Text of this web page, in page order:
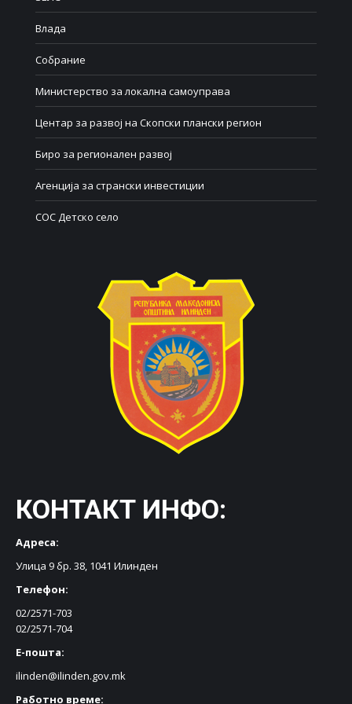
Влада
Собрание
Министерство за локална самоуправа
Центар за развој на Скопски плански регион
Биро за регионален развој
Агенција за странски инвестиции
СОС Детско село
КОНТАКТ ИНФО:
Адреса:
Улица 9 бр. 38, 1041 Илинден
Телефон:
02/2571-703
02/2571-704
Е-пошта:
ilinden@ilinden.gov.mk
Работно време: